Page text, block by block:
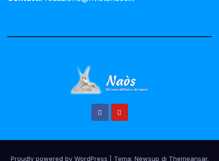
Proudly powered by WordPress Tema: Newsup di Themeansar.